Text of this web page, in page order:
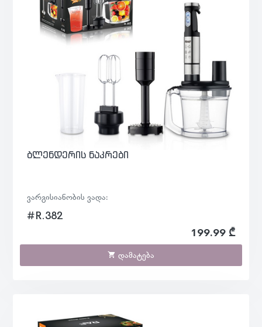
ბლენდერის ნაკრები
ვარგისიანობის ვადა:
#R.382
199.99 ₾
დამატება